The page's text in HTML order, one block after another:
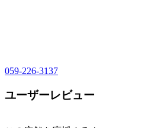
059-226-3137
ユーザーレビュー